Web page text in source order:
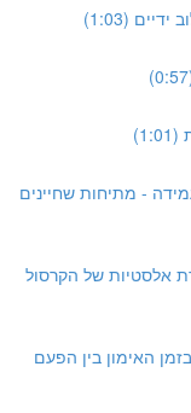
- מתיחות שחיינים
אלסטיות של הקרסול
האימון בין הפעם